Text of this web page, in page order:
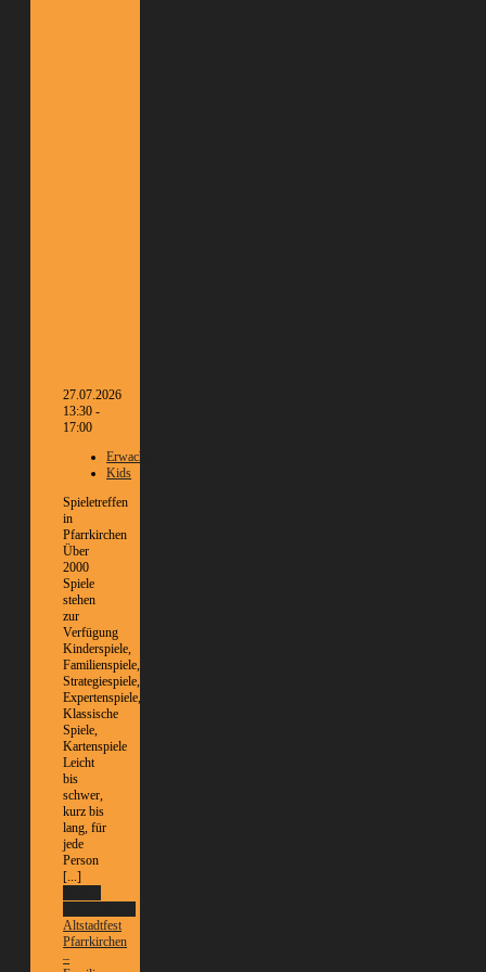
27.07.2026
13:30 -
17:00
Erwachsene
Kids
Spieletreffen
in
Pfarrkirchen
Über
2000
Spiele
stehen
zur
Verfügung
Kinderspiele,
Familienspiele,
Strategiespiele,
Expertenspiele,
Klassische
Spiele,
Kartenspiele
Leicht
bis
schwer,
kurz bis
lang, für
jede
Person
[...]
Altstadtfest
Pfarrkirchen
–